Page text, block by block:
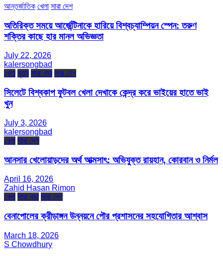
আন্তর্জাতিক খেলা সারা দেশ
অতিরিক্ত সময়ে আর্জেন্টিনাকে হারিয়ে বিশ্বচ্যাম্পিয়ন স্পেন: তরুণ
শক্তির কাছে হার মানল অভিজ্ঞতা
July 22, 2026
kalersongbad
খেলা মৃত্যু সারা খবর সারা দেশ
সিলেটে বিশ্বকাপ ফুটবল খেলা দেখাকে কেন্দ্র করে ভাইয়ের হাতে ভাই
খুন
July 3, 2026
kalersongbad
খেলা সারা দেশ
আনসার খেলোয়াড়দের অর্থ আত্মসাৎ: অভিযুক্ত রায়হান, কোরবান ও নির্মল
April 16, 2026
Zahid Hasan Rimon
খেলা সারা খবর সারা দেশ
বেনাপোলের ক্রীড়াঙ্গন উন্নয়নে পৌর প্রশাসনের সহযোগিতার আশ্বাস
March 18, 2026
S Chowdhury